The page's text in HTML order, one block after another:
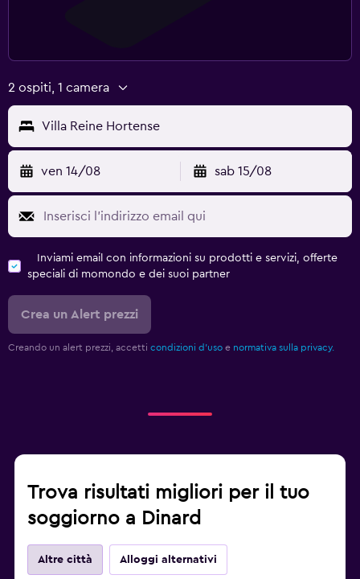
2 ospiti, 1 camera
Villa Reine Hortense
ven 14/08 sab 15/08
Inviami email con informazioni su prodotti e servizi, offerte
speciali di momondo e dei suoi partner
Crea un Alert prezzi
Creando un alert prezzi, accetti condizioni d'uso e normativa sulla privacy.
Trova risultati migliori per il tuo
soggiorno a Dinard
Altre città Alloggi alternativi